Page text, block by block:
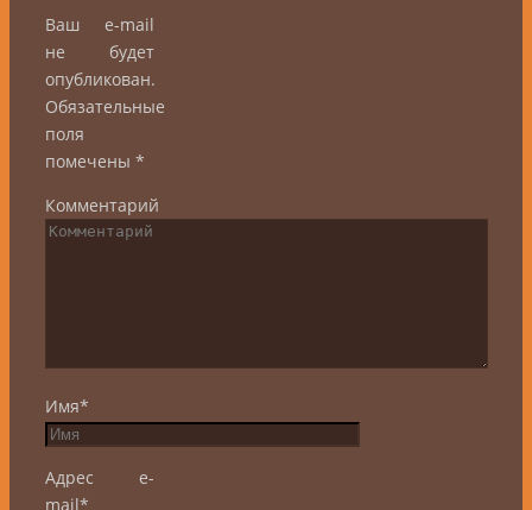
Ваш e-mail
не будет
опубликован.
Обязательные
поля
помечены *
Комментарий
Имя*
Адрес e-
mail*